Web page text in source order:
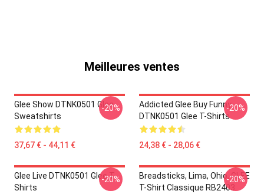
Meilleures ventes
Glee Show DTNK0501 Glee
Sweatshirts
37,67 € - 44,11 €
-20%
Addicted Glee Buy Funny
DTNK0501 Glee T-Shirts
24,38 € - 28,06 €
-20%
Glee Live DTNK0501 Glee T-
Shirts
-20%
Breadsticks, Lima, Ohio, GLEE
T-Shirt Classique RB2403
-20%